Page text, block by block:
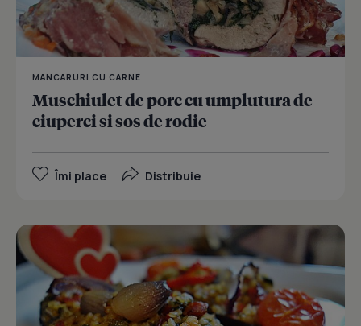
MANCARURI CU CARNE
Muschiulet de porc cu umplutura de
ciuperci si sos de rodie
Îmi place Distribuie